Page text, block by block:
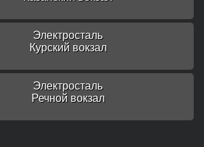
Электросталь
Курский вокзал
Электросталь
Речной вокзал